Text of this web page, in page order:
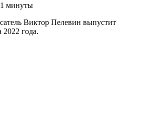
1 минуты
Виктор Пелевин выпустит
года.